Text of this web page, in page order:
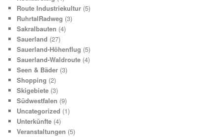
Route Industriekultur (5)
RuhrtalRadweg (3)
Sakralbauten (4)
Sauerland (27)
Sauerland-Höhenflug (5)
Sauerland-Waldroute (4)
Seen & Bäder (3)
Shopping (2)
Skigebiete (3)
Südwestfalen (9)
Uncategorized (1)
Unterkünfte (4)
Veranstaltungen (5)